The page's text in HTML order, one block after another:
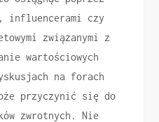
influencerami czy
związanymi z
wartościowych
na forach
przyczynić się do
zwrotnych. Nie